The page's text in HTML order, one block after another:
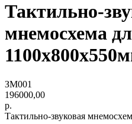
Тактильно-
мнемосхема
ЗМ001
196000,00
р.
Тактильно-звуковая